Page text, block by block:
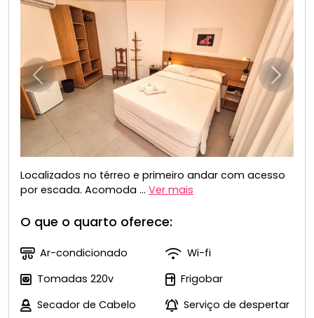
Anterior
Localizados no térreo e primeiro andar com acesso
por escada. Acomoda ... Ver mais
O que o quarto oferece:
Ar-condicionado
Wi-fi
Tomadas 220v
Frigobar
Secador de Cabelo
Serviço de despertar